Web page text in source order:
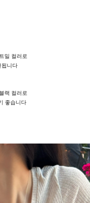
밀 컬러로
됩니다
랙 컬러로
좋습니다